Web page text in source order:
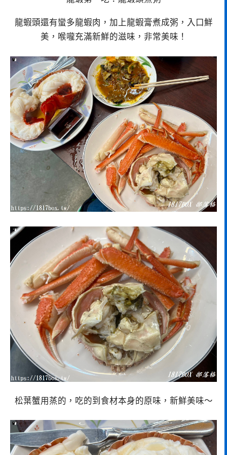
龍蝦頭還有蠻多龍蝦肉，加上龍蝦膏煮成粥，入口鮮
美，喉嚨充滿新鮮的滋味，非常美味！
松葉蟹用蒸的，吃的到食材本身的原味，新鮮美味～